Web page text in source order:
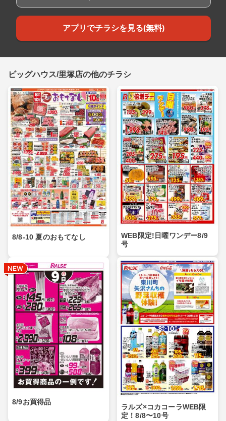
アプリでチラシを見る(無料)
ビッグハウス/里塚店の他のチラシ
8/8-10 夏のおもてなし
WEB限定!日曜ワンデー8/9
号
8/9お買得品
ラルズ×コカコーラWEB限
定！8/8〜10号